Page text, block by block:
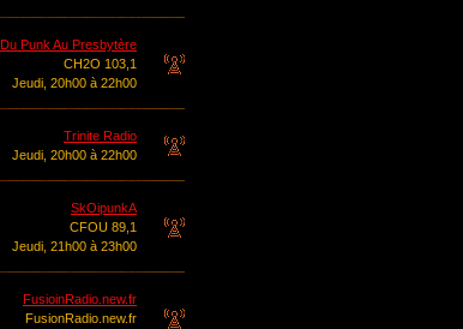
Du Punk Au Presbytère
CH2O 103,1
Jeudi, 20h00 à 22h00
Trinite Radio
Jeudi, 20h00 à 22h00
SkOipunkA
CFOU 89,1
Jeudi, 21h00 à 23h00
FusioinRadio.new.fr
FusionRadio.new.fr